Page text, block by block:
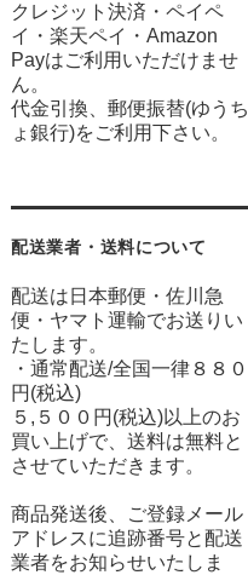
クレジット決済・ペイペ
イ・楽天ペイ・Amazon
Payはご利用いただけませ
ん。
代金引換、郵便振替(ゆうち
ょ銀行)をご利用下さい。
配送業者・送料について
配送は日本郵便・佐川急
便・ヤマト運輸でお送りい
たします。
・通常配送/全国一律８８０
円(税込)
５,５００円(税込)以上のお
買い上げで、送料は無料と
させていただきます。
商品発送後、ご登録メール
アドレスに追跡番号と配送
業者をお知らせいたしま